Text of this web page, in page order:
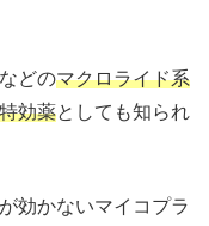
どのマクロライド系
効薬としても知られ
効かないマイコプラ